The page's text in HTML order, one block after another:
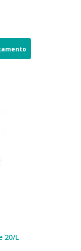
20/L